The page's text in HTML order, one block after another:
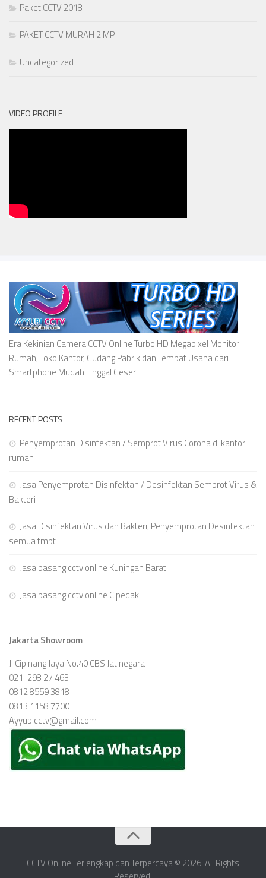
Paket CCTV 2018
PAKET CCTV MURAH 2 MP
Uncategorized
VIDEO PROFILE
Era Kekinian Camera CCTV Online Turbo HD Megapixel Monitor
Rumah, Toko Kantor, Gudang Pabrik dan Tempat Usaha dari
Smartphone Mudah Tinggal Geser
RECENT POSTS
Penyemprotan Disinfektan / Semprot Virus Corona di kantor
rumah
Jasa Penyemprotan Disinfektan / Desinfektan Semprot Virus &
Bakteri
Jasa Disinfektan Virus dan Bakteri, Penyemprotan Desinfektan
semua tmpt
Jasa pasang cctv online Kuningan Barat
Jasa pasang cctv online Cipedak
Jakarta Showroom
Jl.Cipinang Jaya No.40 CBS Jatinegara
021-298 27 463
0812 8559 3818
0813 1158 7700
Ayyubicctv@gmail.com
CCTV Online Terlengkap dan Terpercaya © 2026. All Rights